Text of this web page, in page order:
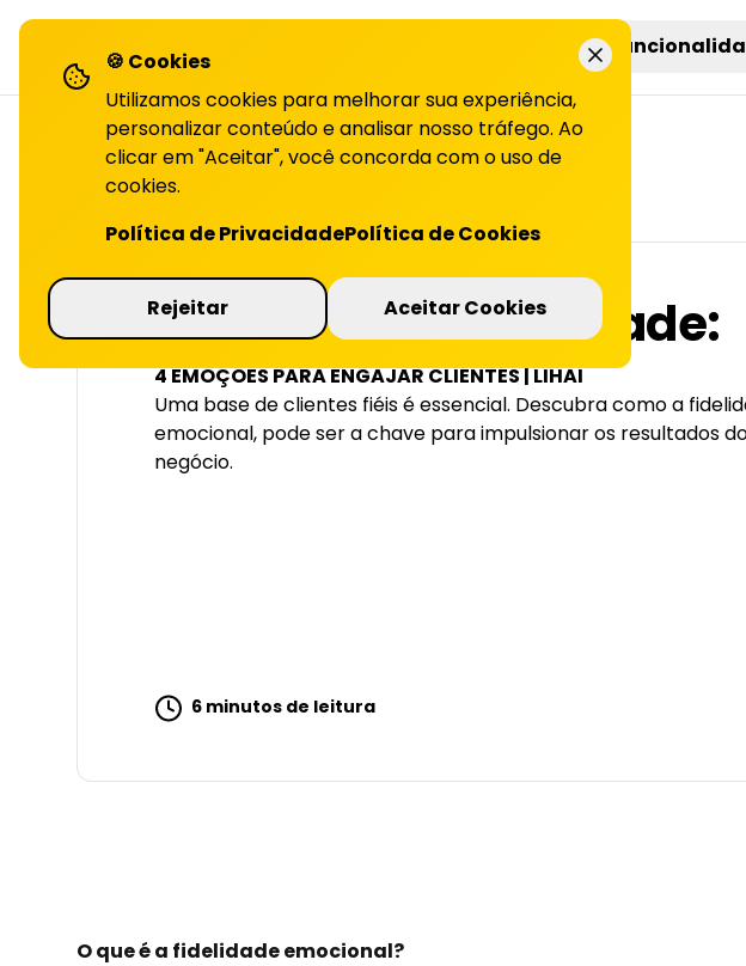
soluções
VOLTAR PARA O BLOG
Programa de fidelidade:
4 EMOÇÕES PARA ENGAJAR CLIENTES | LIHAI
Uma base de clientes fiéis é essencial. Descubra como a
emocional, pode ser a chave para impulsionar os resultados
negócio.
6 minutos de leitura
O que é a fidelidade emocional?
🍪 Cookies
Utilizamos cookies para melhorar sua experiência,
personalizar conteúdo e analisar nosso tráfego. Ao
clicar em "Aceitar", você concorda com o uso de
cookies.
Política de PrivacidadePolítica de Cookies
Rejeitar Aceitar Cookies